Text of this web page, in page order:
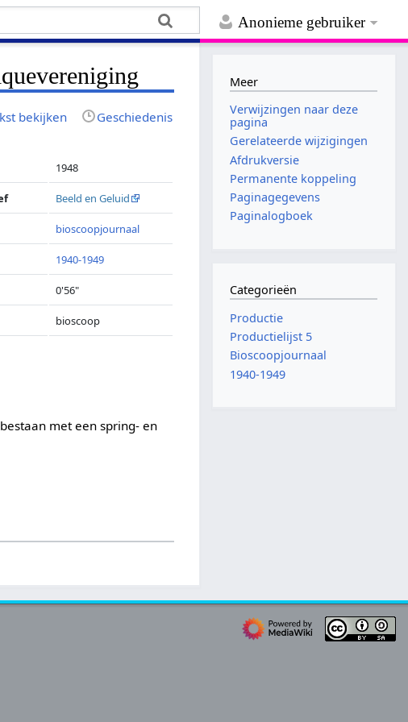
Anonieme gebruiker
bekijken Geschiedenis
1948
Beeld en Geluid
bioscoopjournaal
1940-1949
0'56"
bioscoop
met een spring- en
Meer
Verwijzingen naar deze
pagina
Gerelateerde wijzigingen
Afdrukversie
Permanente koppeling
Paginagegevens
Paginalogboek
Categorieën
Productie
Productielijst 5
Bioscoopjournaal
1940-1949